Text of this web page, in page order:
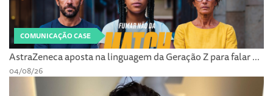
COMUNICAÇÃO CASE
AstraZeneca aposta na linguagem da Geração Z para falar ...
04/08/26